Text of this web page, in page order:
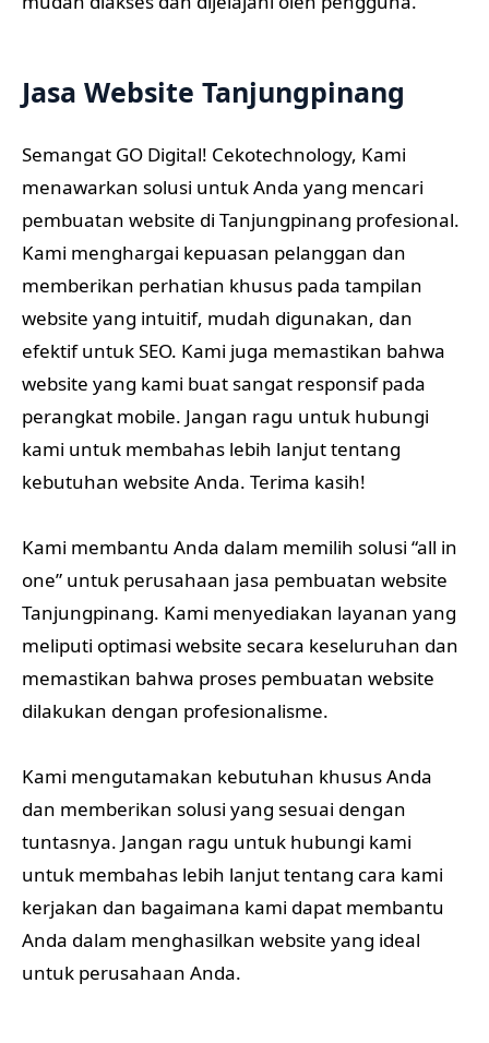
Jasa Website Tanjungpinang
Semangat GO Digital! Cekotechnology, Kami
menawarkan solusi untuk Anda yang mencari
pembuatan website di Tanjungpinang profesional.
Kami menghargai kepuasan pelanggan dan
memberikan perhatian khusus pada tampilan
website yang intuitif, mudah digunakan, dan
efektif untuk SEO. Kami juga memastikan bahwa
website yang kami buat sangat responsif pada
perangkat mobile. Jangan ragu untuk hubungi
kami untuk membahas lebih lanjut tentang
kebutuhan website Anda. Terima kasih!
Kami membantu Anda dalam memilih solusi “all in
one” untuk perusahaan jasa pembuatan website
Tanjungpinang. Kami menyediakan layanan yang
meliputi optimasi website secara keseluruhan dan
memastikan bahwa proses pembuatan website
dilakukan dengan profesionalisme.
Kami mengutamakan kebutuhan khusus Anda
dan memberikan solusi yang sesuai dengan
tuntasnya. Jangan ragu untuk hubungi kami
untuk membahas lebih lanjut tentang cara kami
kerjakan dan bagaimana kami dapat membantu
Anda dalam menghasilkan website yang ideal
untuk perusahaan Anda.